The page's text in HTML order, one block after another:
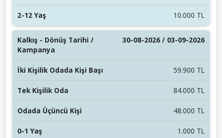
10.000 TL
30-08-2026 / 03-09-2026
59.900 TL
84.000 TL
48.000 TL
1.000 TL